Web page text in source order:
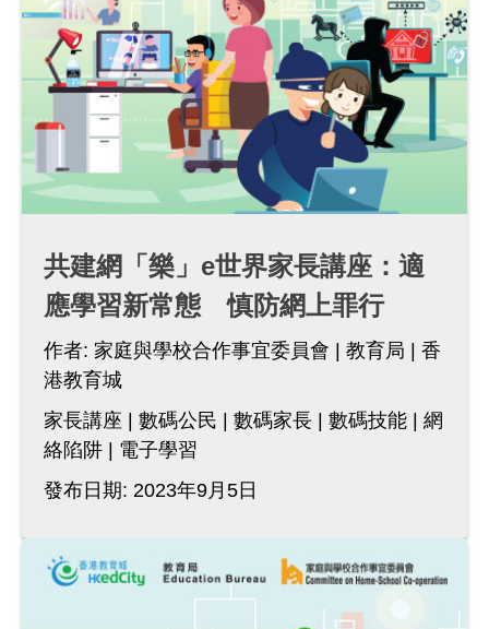
共建網「樂」e世界家長講座：適
應學習新常態 慎防網上罪行
作者: 家庭與學校合作事宜委員會 教育局
香
港教育城
家長講座
數碼公民 數碼家長 數碼技能
網
絡陷阱
電子學習
發布日期: 2023年9月5日